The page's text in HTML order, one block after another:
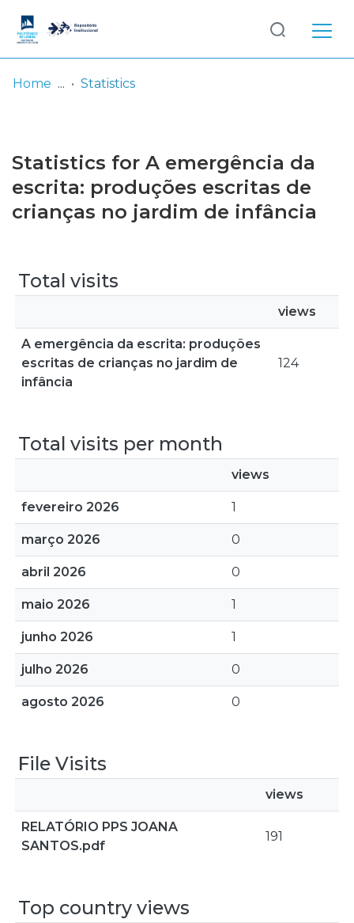
Browse repository
Entities
Log
In
Home Statistics
Statistics for A emergência da
escrita: produções escritas de
crianças no jardim de infância
Total visits
views
A emergência da escrita: produções
escritas de crianças no jardim de
infância
124
Total visits per month
views
fevereiro 2026 1
março 2026 0
abril 2026 0
maio 2026 1
junho 2026 1
julho 2026 0
agosto 2026 0
File Visits
views
RELATÓRIO PPS JOANA
SANTOS.pdf
191
Top country views